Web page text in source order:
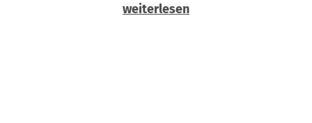
weiterlesen